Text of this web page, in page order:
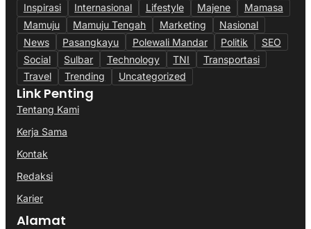
Inspirasi
Internasional Lifestyle Majene
Mamasa
Mamuju
Mamuju Tengah Marketing
Nasional
News
Pasangkayu Polewali Mandar Politik
SEO
Social
Sulbar Technology TNI
Transportasi
Travel
Trending Uncategorized
Link Penting
Tentang Kami
Kerja Sama
Kontak
Redaksi
Karier
Alamat